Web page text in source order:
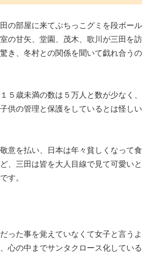
の部屋に来てぷちっこグミを段ボール
の甘矢、堂園、茂木、歌川が三田を訪
き、冬村との関係を聞いて戯れ合うの
５歳未満の数は５万人と数が少なく、
供の管理と保護をしているとは怪しい
意を払い、日本は年々貧しくなって食
、三田は皆を大人目線で見て可愛いと
す。
った事を覚えていなくて女子と言うよ
心の中までサンタクロース化している